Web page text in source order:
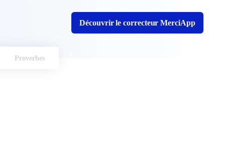
Découvrir le correcteur MerciApp
Proverbes